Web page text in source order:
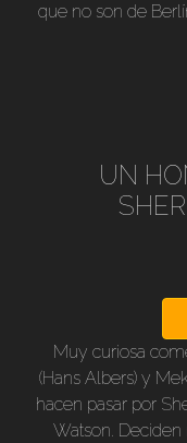
que no son de
Blanco y negro,
minutos.Director:
Kampers, Carl
UN
Muy curiosa
(Hans Albers) y
hacen pasar por
Watson.